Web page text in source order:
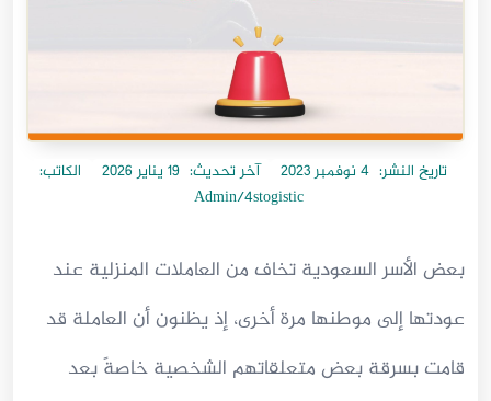
تاريخ النشر: 4 نوفمبر 2023 آخر تحديث: 19 يناير 2026
الكاتب:
Admin/4stogistic
بعض الأسر السعودية تخاف من العاملات المنزلية عند
عودتها إلى موطنها مرة أخرى، إذ يظنون أن العاملة قد
قامت بسرقة بعض متعلقاتهم الشخصية خاصةً بعد